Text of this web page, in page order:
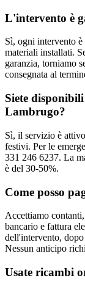
L'intervento è
Sì, ogni intervento
materiali installati.
garanzia, torniamo
consegnata al
Siete
Lambrugo?
Sì, il servizio è
festivi. Per le
331 246 6237. La
è del 30-50%.
Come posso
Accettiamo
bancario e fattura
dell'intervento,
Nessun anticipo
Usate ricambi